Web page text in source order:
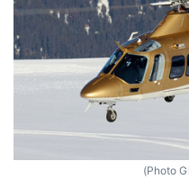
(Photo